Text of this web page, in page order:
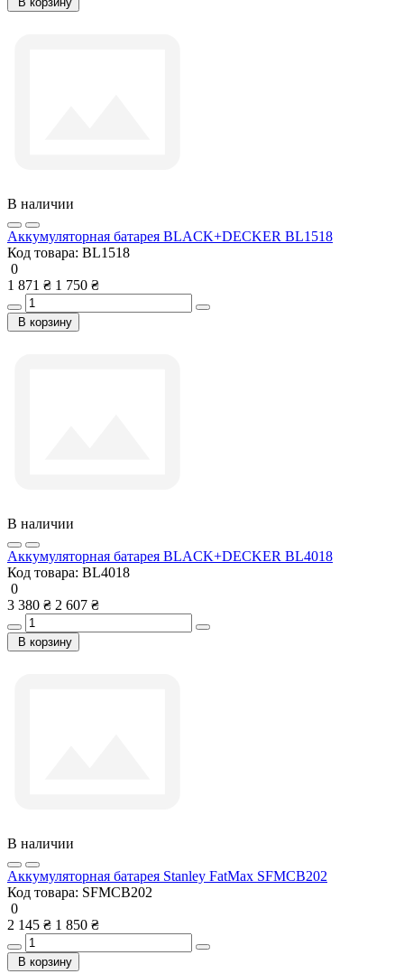
В наличии
Аккумуляторная батарея BLACK+DECKER BL1518
Код товара: BL1518
0
1 871 ₴ 1 750 ₴
В корзину
В наличии
Аккумуляторная батарея BLACK+DECKER BL4018
Код товара: BL4018
0
3 380 ₴ 2 607 ₴
В корзину
В наличии
Аккумуляторная батарея Stanley FatMax SFMCB202
Код товара: SFMCB202
0
2 145 ₴ 1 850 ₴
В корзину